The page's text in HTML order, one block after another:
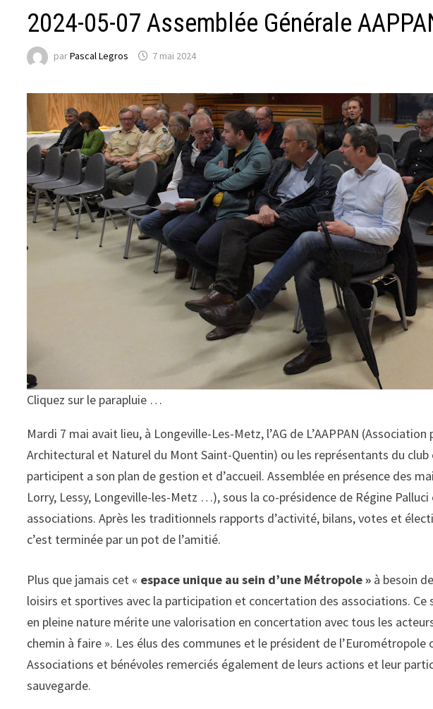
2024-05-07 Assemblée Générale
parPascal Legros 7 mai 2024
Cliquez sur le parapluie …
Mardi 7 mai avait lieu, à Longeville-Les-Metz, l’AG de L’AAPPAN
Architectural et Naturel du Mont Saint-Quentin) ou les représentants du
participent a son plan de gestion et d’accueil. Assemblée en présence des
Lorry, Lessy, Longeville-les-Metz …), sous la co-présidence de Régine
associations. Après les traditionnels rapports d’activité, bilans, votes et
c’est terminée par un pot de l’amitié.
Plus que jamais cet « espace unique au sein d’une Métropole » à besoin
loisirs et sportives avec la participation et concertation des associations.
en pleine nature mérite une valorisation en concertation avec tous les
chemin à faire ». Les élus des communes et le président de
Associations et bénévoles remerciés également de leurs actions et leur
sauvegarde.